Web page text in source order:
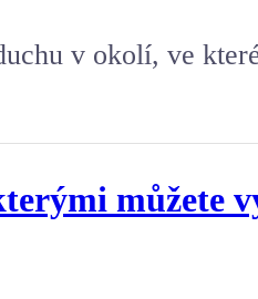
v okolí, ve
můžete